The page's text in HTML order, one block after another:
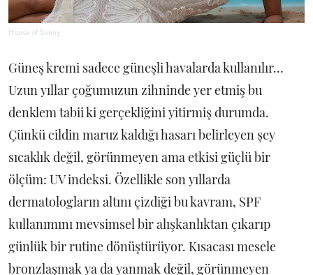
House of Sunny
Güneş kremi sadece güneşli havalarda kullanılır…
Uzun yıllar çoğumuzun zihninde yer etmiş bu
denklem tabii ki gerçekliğini yitirmiş durumda.
Çünkü cildin maruz kaldığı hasarı belirleyen şey
sıcaklık değil, görünmeyen ama etkisi güçlü bir
ölçüm: UV indeksi. Özellikle son yıllarda
dermatologların altını çizdiği bu kavram, SPF
kullanımını mevsimsel bir alışkanlıktan çıkarıp
günlük bir rutine dönüştürüyor. Kısacası mesele
bronzlaşmak ya da yanmak değil, görünmeyen